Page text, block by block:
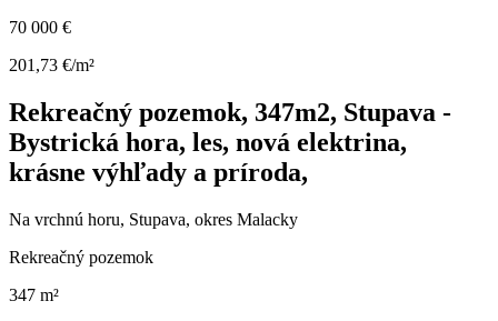
70 000 €
201,73 €/m²
Rekreačný pozemok, 347m2, Stupava -
Bystrická hora, les, nová elektrina,
krásne výhľady a príroda,
Na vrchnú horu, Stupava, okres Malacky
Rekreačný pozemok
347 m²